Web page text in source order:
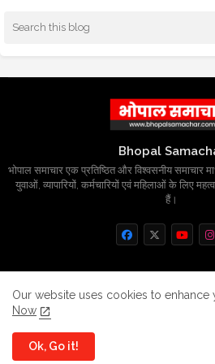
Bhopal
भोपाल समाचार एक प्रतिष्ठित और विश्वसनीय समाचार
युवाओं, व्यापारियों, कर्मचारियों एवं महिलाओं के लिए
हैं।
All Right Reserved Copyright
Home About Contact us
Our website uses cookies to enhance
Now
Ok, Go it!